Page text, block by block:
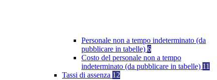
Personale non a tempo indeterminato (da
pubblicare in tabelle) 6
Costo del personale non a tempo
indeterminato (da pubblicare in tabelle) 11
Tassi di assenza 12